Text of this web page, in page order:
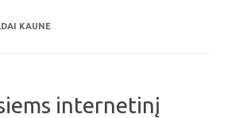
KAUNE
internetinį